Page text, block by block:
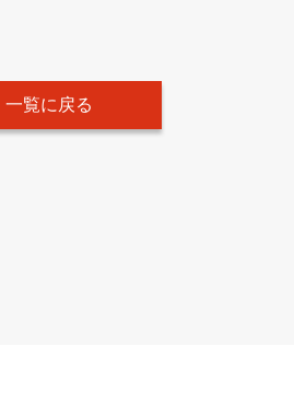
一覧に戻る